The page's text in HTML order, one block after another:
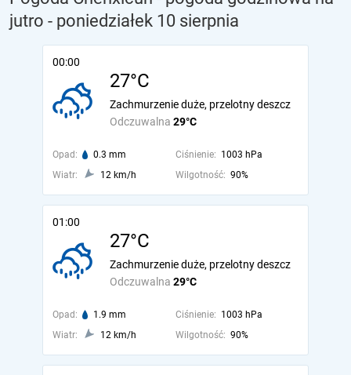
jutro - poniedziałek 10 sierpnia
00:00
27°C
Odczuwalna 29°C
Zachmurzenie duże, przelotny deszcz
Opad: 0.3 mm Ciśnienie: 1003 hPa
Wiatr:
12 km/h Wilgotność: 90%
01:00
27°C
Odczuwalna 29°C
Zachmurzenie duże, przelotny deszcz
Opad: 1.9 mm Ciśnienie: 1003 hPa
Wiatr:
12 km/h Wilgotność: 90%